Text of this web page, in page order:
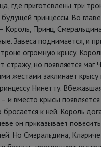
где приготовлены три
принцессы. Во
Король, Принц,
Завеса поднимается, и
огромную крысу.
стражу, но появляется маг
жестами заклинает крысу
Нинетту.
– и вместо крысы
бросается к ней. Король
он приказывает
Но Смеральдина,